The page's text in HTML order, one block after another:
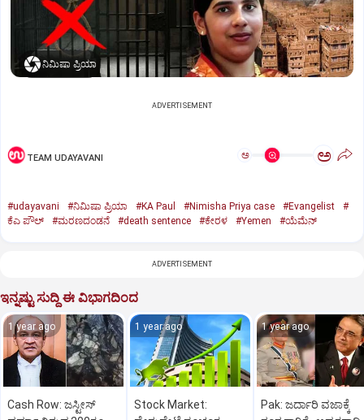
ನಿಮಿಷಾ ಪ್ರಿಯಾ
ADVERTISEMENT
TEAM UDAYAVANI ಅ ಅ
#udayavani #ನಿಮಿಷಾ ಪ್ರಿಯಾ #KA Paul #Nimisha Priya case #Evangelist
#
ಕೆಎ ಪೌಲ್
#ಮರಣದಂಡನೆ #death sentence #ಕೇರಳ #Yemen #ಯೆಮೆನ್‌
ADVERTISEMENT
ಇನ್ನಷ್ಟು ಸುದ್ದಿ ಈ ವಿಭಾಗದಿಂದ
1 year ago
Cash Row: ಜಸ್ಟೀಸ್‌
1 year ago
Stock Market:
1 year ago
Pak: ಜರ್ದಾರಿ ವಜಾಕ್ಕೆ